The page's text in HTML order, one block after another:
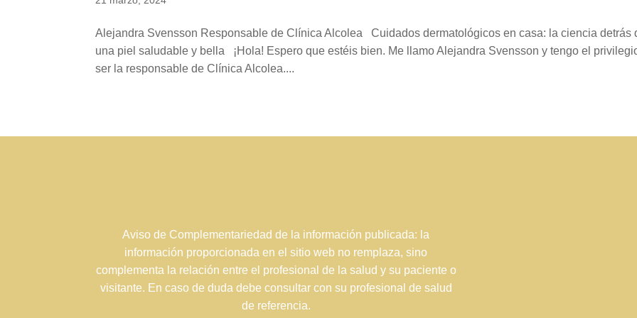
Alejandra Svensson Responsable de Clínica Alcolea Cuidados dermatológicos en casa: la ciencia detrás
una piel saludable y bella ¡Hola! Espero que estéis bien. Me llamo Alejandra Svensson y tengo el
ser la responsable de Clínica Alcolea....
Aviso de Complementariedad de la información publicada: la
información proporcionada en el sitio web no remplaza, sino
complementa la relación entre el profesional de la salud y su paciente o
visitante. En caso de duda debe consultar con su profesional de salud
de referencia.